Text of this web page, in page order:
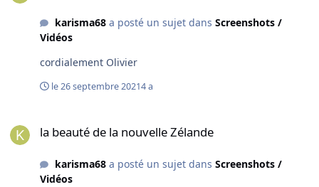
karisma68a posté un sujet dans Screenshots /
Vidéos
cordialement Olivier
le 26 septembre 20214 a
la beauté de la nouvelle Zélande
karisma68a posté un sujet dans Screenshots /
Vidéos